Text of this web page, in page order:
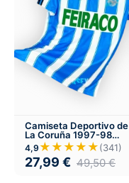
Camiseta Deportivo de
La Coruña 1997-98
Local
4,9 ★★★★★(341)
27,99 € 49,50€